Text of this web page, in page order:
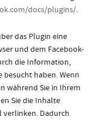
docs/plugins/.
das Plugin eine
und dem Facebook-
die Information,
besucht haben. Wenn
während Sie in Ihrem
Sie die Inhalte
verlinken. Dadurch